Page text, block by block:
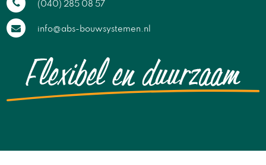
(040) 285 08 57
info@abs-bouwsystemen.nl